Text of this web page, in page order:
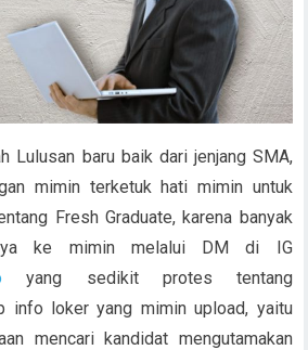
Lulusan baru baik dari jenjang SMA,
mimin terketuk hati mimin untuk
Fresh Graduate, karena banyak
ke mimin melalui DM di IG
yang sedikit protes tentang
info loker yang mimin upload, yaitu
mencari kandidat mengutamakan